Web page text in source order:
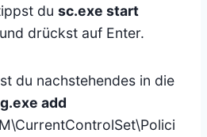
du sc.exe start
drückst auf Enter.
du nachstehendes in die
add